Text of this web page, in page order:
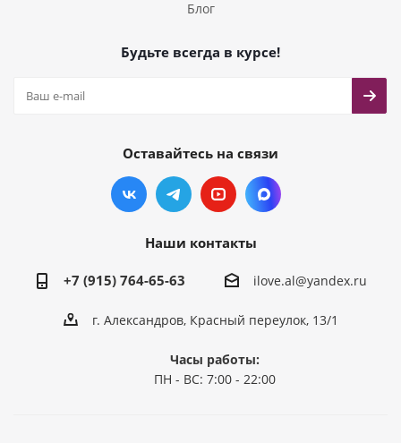
Блог
Будьте всегда в курсе!
Оставайтесь на связи
Наши контакты
+7 (915) 764-65-63 ilove.al@yandex.ru
г. Александров, Красный переулок, 13/1
Часы работы:
ПН - ВС: 7:00 - 22:00